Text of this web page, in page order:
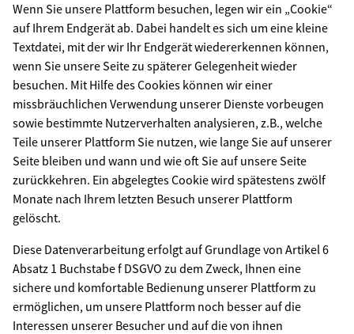
Wenn Sie unsere Plattform besuchen, legen wir ein „Cookie“
auf Ihrem Endgerät ab. Dabei handelt es sich um eine kleine
Textdatei, mit der wir Ihr Endgerät wiedererkennen können,
wenn Sie unsere Seite zu späterer Gelegenheit wieder
besuchen. Mit Hilfe des Cookies können wir einer
missbräuchlichen Verwendung unserer Dienste vorbeugen
sowie bestimmte Nutzerverhalten analysieren, z.B., welche
Teile unserer Plattform Sie nutzen, wie lange Sie auf unserer
Seite bleiben und wann und wie oft Sie auf unsere Seite
zurückkehren. Ein abgelegtes Cookie wird spätestens zwölf
Monate nach Ihrem letzten Besuch unserer Plattform
gelöscht.
Diese Datenverarbeitung erfolgt auf Grundlage von Artikel 6
Absatz 1 Buchstabe f DSGVO zu dem Zweck, Ihnen eine
sichere und komfortable Bedienung unserer Plattform zu
ermöglichen, um unsere Plattform noch besser auf die
Interessen unserer Besucher und auf die von ihnen